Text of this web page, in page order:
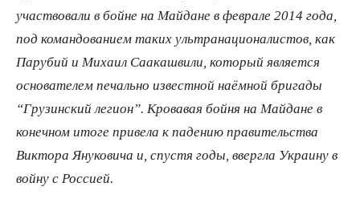
участвовали в бойне на Майдане в феврале 2014 года,
под командованием таких ультранационалистов, как
Парубий и Михаил Саакашвили, который является
основателем печально известной наёмной бригады
“Грузинский легион”. Кровавая бойня на Майдане в
конечном итоге привела к падению правительства
Виктора Януковича и, спустя годы, ввергла Украину в
войну с Россией.